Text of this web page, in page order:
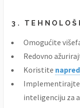
3.
Omogućite
Redovno
Koristite
Implementirajte
inteligenciju za